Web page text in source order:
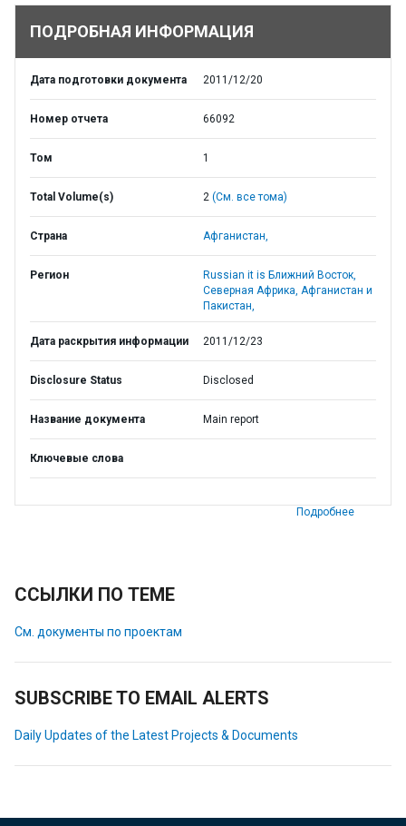
ПОДРОБНАЯ ИНФОРМАЦИЯ
Дата подготовки документа 2011/12/20
Номер отчета 66092
Том 1
Total Volume(s) 2 (См. все тома)
Страна Афганистан,
Регион
Russian it is Ближний Восток,
Северная Африка, Афганистан и
Пакистан,
Дата раскрытия информации 2011/12/23
Disclosure Status Disclosed
Название документа Main report
Ключевые слова
Подробнее
ССЫЛКИ ПО ТЕМЕ
См. документы по проектам
SUBSCRIBE TO EMAIL ALERTS
Daily Updates of the Latest Projects & Documents